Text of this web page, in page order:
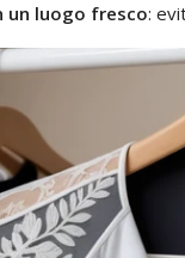
un luogo fresco: